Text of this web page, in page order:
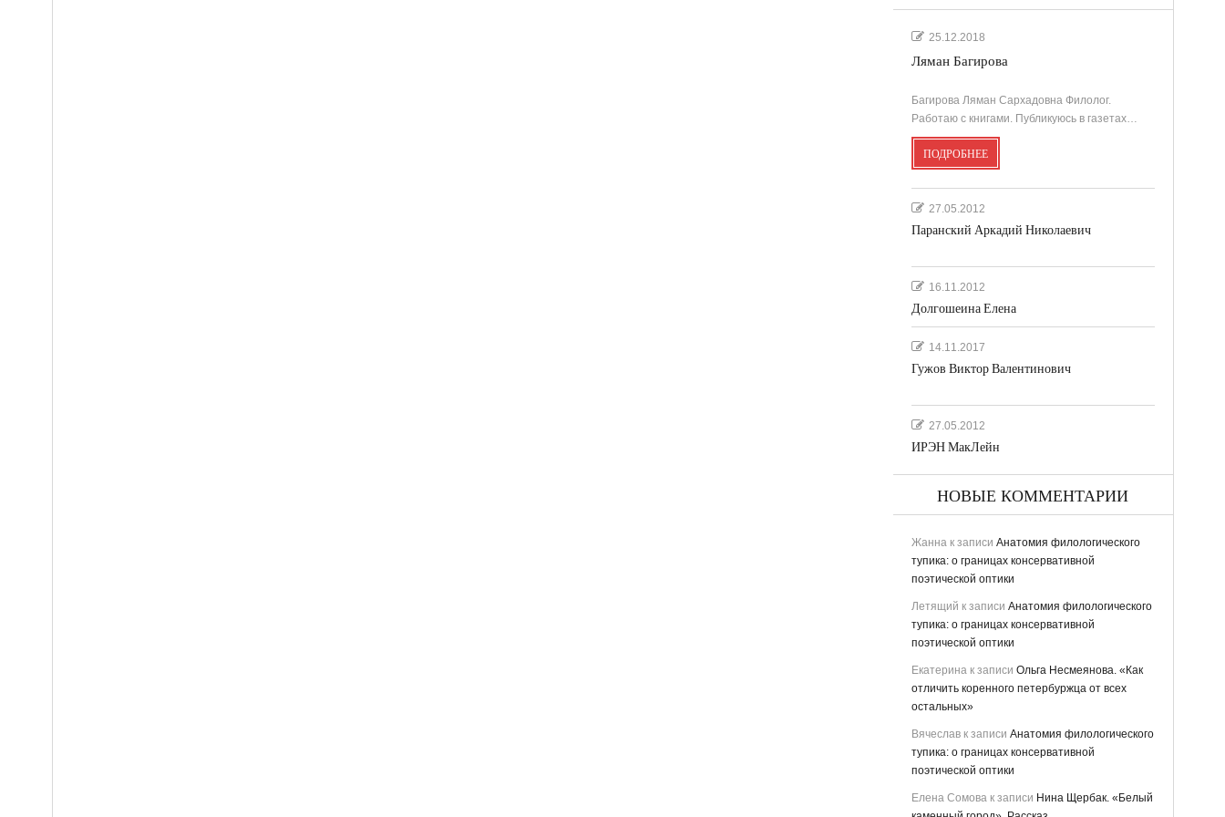
25.12.2018
Ляман Багирова
Багирова Ляман Сархадовна Филолог.
Работаю с книгами. Публикуюсь в газетах…
ПОДРОБНЕЕ
27.05.2012
Паранский Аркадий Николаевич
16.11.2012
Долгошеина Елена
14.11.2017
Гужов Виктор Валентинович
27.05.2012
ИРЭН МакЛейн
НОВЫЕ КОММЕНТАРИИ
Жаннак записи Анатомия филологического
тупика: о границах консервативной
поэтической оптики
Летящий к записи Анатомия филологического
тупика: о границах консервативной
поэтической оптики
Екатеринак записи Ольга Несмеянова. «Как
отличить коренного петербуржца от всех
остальных»
Вячеславк записи Анатомия филологического
тупика: о границах консервативной
поэтической оптики
Елена Сомовак записи Нина Щербак. «Белый